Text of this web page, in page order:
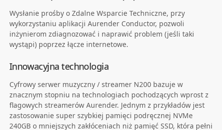
Wysłanie prośby o Zdalne Wsparcie Techniczne, przy
wykorzystaniu aplikacji Aurender Conductor, pozwoli
inżynierom zdiagnozować i naprawić problem (jeśli taki
wystąpi) poprzez łącze internetowe.
Innowacyjna technologia
Cyfrowy serwer muzyczny / streamer N200 bazuje w
znacznym stopniu na technologiach pochodzących wprost z
flagowych streamerów Aurender. Jednym z przykładów jest
zastosowanie super szybkiej pamięci podręcznej NVMe
240GB o mniejszych zakłóceniach niż pamięć SSD, która pełni